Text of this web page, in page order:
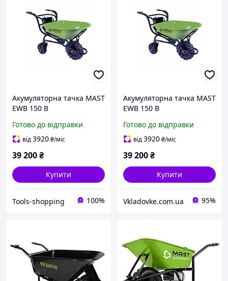
Акумуляторна тачка MAST
EWB 150 B
Готово до відправки
від3920₴/міс
39 200₴
Купити
Tools-shopping 100%
Акумуляторна тачка MAST
EWB 150 B
кг 80 літрів
електропривод 280 В час
Готово до відправки
від3920₴/міс
39 200₴
Купити
Vkladovke.com.ua 95%